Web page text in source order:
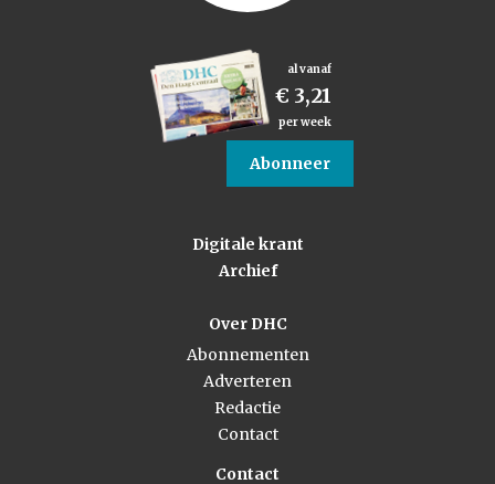
al vanaf
€ 3,21
per week
Abonneer
Digitale krant
Archief
Over DHC
Abonnementen
Adverteren
Redactie
Contact
Contact